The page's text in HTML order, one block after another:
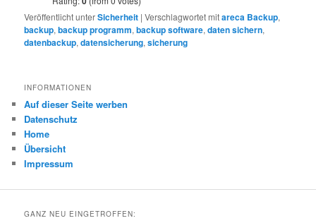
Veröffentlicht unterSicherheit |Verschlagwortet mitareca Backup,
backup,backup programm,backup software,daten sichern,
datenbackup,datensicherung,sicherung
INFORMATIONEN
Auf dieser Seite werben
Datenschutz
Home
Übersicht
Impressum
GANZ NEU EINGETROFFEN: